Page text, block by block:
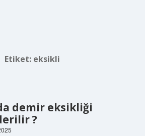
Etiket: eksikli
demir eksikliği
?